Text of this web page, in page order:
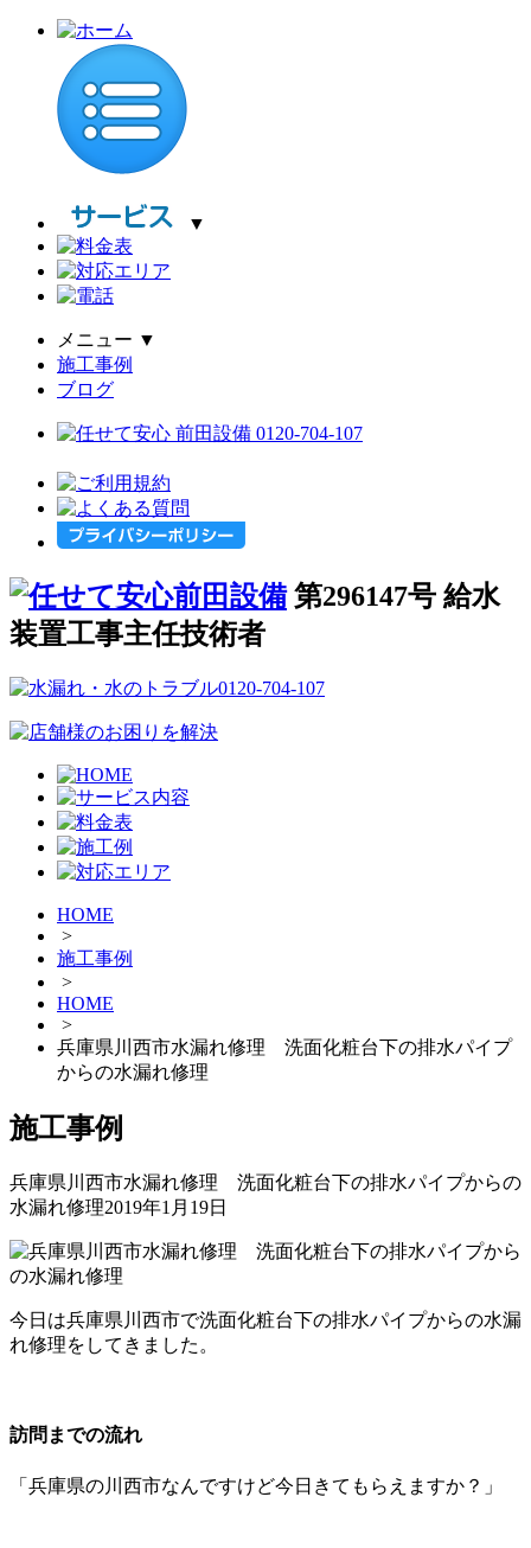
▼
メニュー ▼
施工事例
ブログ
第296147号 給水
装置工事主任技術者
HOME
>
施工事例
>
HOME
>
兵庫県川西市水漏れ修理 洗面化粧台下の排水パイプ
からの水漏れ修理
施工事例
兵庫県川西市水漏れ修理 洗面化粧台下の排水パイプからの
水漏れ修理2019年1月19日
今日は兵庫県川西市で洗面化粧台下の排水パイプからの水漏
れ修理をしてきました。
訪問までの流れ
「兵庫県の川西市なんですけど今日きてもらえますか？」